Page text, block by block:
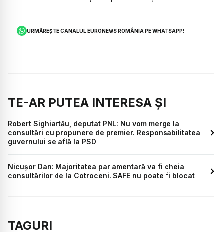
URMĂREȘTE CANALUL EURONEWS ROMÂNIA PE WHATSAPP!
TE-AR PUTEA INTERESA ȘI
Robert Sighiartău, deputat PNL: Nu vom merge la
consultări cu propunere de premier. Responsabilitatea
guvernului se află la PSD
Nicușor Dan: Majoritatea parlamentară va fi cheia
consultărilor de la Cotroceni. SAFE nu poate fi blocat
TAGURI